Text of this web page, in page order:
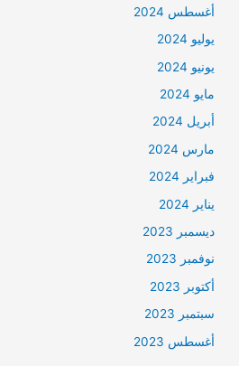
أغسطس 2024
يوليو 2024
يونيو 2024
مايو 2024
أبريل 2024
مارس 2024
فبراير 2024
يناير 2024
ديسمبر 2023
نوفمبر 2023
أكتوبر 2023
سبتمبر 2023
أغسطس 2023